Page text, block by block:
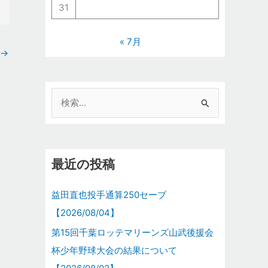
→
31
« 7月
象
最近の投稿
益田直也投手通算250セーブ
【2026/08/04】
第15回千葉ロッテマリーンズ山武後援会
杯少年野球大会の結果について